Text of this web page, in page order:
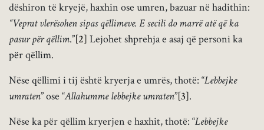
dëshiron të kryejë, haxhin ose umren, bazuar në hadithin:
“Veprat vlerësohen sipas qëllimeve. E secili do marrë atë që ka
pasur për qëllim.”[2] Lejohet shprehja e asaj që personi ka
për qëllim.
Nëse qëllimi i tij është kryerja e umrës, thotë: “Lebbejke
umraten” ose “Allahumme lebbejke umraten”[3].
Nëse ka për qëllim kryerjen e haxhit, thotë: “Lebbejke